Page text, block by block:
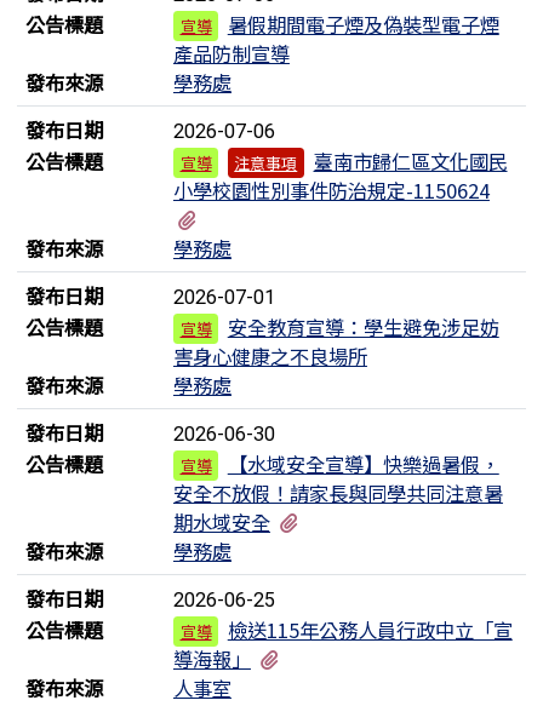
公告標題 宣導
暑假期間電子煙及偽裝型電子煙
產品防制宣導
發布來源
學務處
發布日期
2026-07-06
公告標題 宣導 注意事項
臺南市歸仁區文化國民
小學校園性別事件防治規定-1150624
發布來源
學務處
發布日期
2026-07-01
公告標題 宣導
安全教育宣導：學生避免涉足妨
害身心健康之不良場所
發布來源
學務處
發布日期
2026-06-30
公告標題 宣導
【水域安全宣導】快樂過暑假，
安全不放假！請家長與同學共同注意暑
期水域安全
發布來源
學務處
發布日期
2026-06-25
公告標題 宣導
檢送115年公務人員行政中立「宣
導海報」
發布來源
人事室